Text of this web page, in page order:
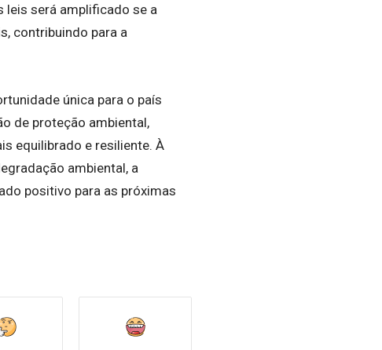
leis será amplificado se a
contribuindo para a
única para o país
de proteção ambiental,
equilibrado e resiliente. À
ambiental, a
positivo para as próximas